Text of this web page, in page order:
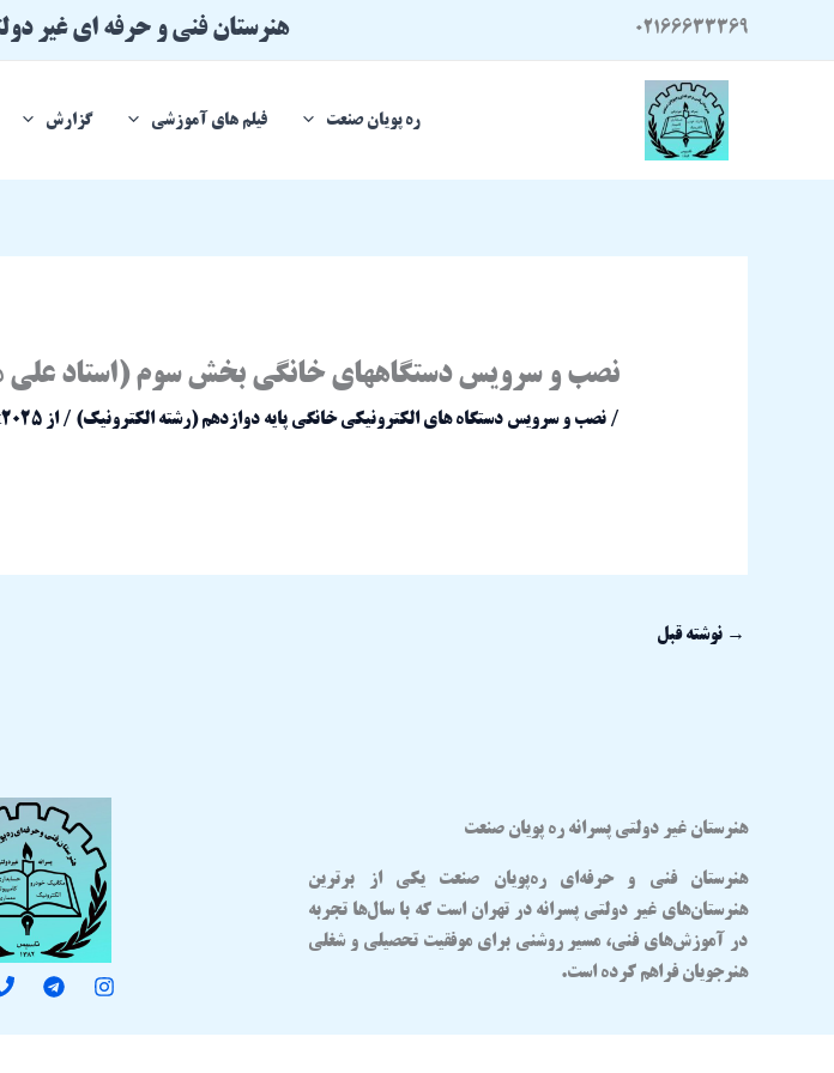
02166633369 هنرستان فنی و حرفه ای غیر
ره پویان صنعت فیلم های آموزشی گزارش
نصب و سرویس دستگاههای خانگی بخش سوم (استاد
/ نصب و سرویس دستگاه های الکترونیکی خانگی پایه دوازدهم (رشته الکترونیک) / از
→ نوشته قبل
هنرستان غیر دولتی پسرانه ره پویان صنعت
هنرستان فنی و حرفه‌ایره‌پویان صنعت یکی از برترین
هنرستان‌های غیر دولتی پسرانه در تهران است که با سال‌ها تجربه
در آموزش‌های فنی، مسیر روشنی برای موفقیت تحصیلی و شغلی
هنرجویان فراهم کرده است.